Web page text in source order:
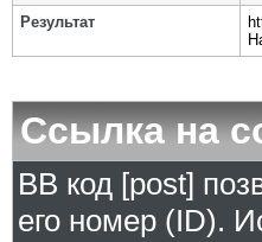
Результат
Ссылка на
BB код [post]
его номер (ID).